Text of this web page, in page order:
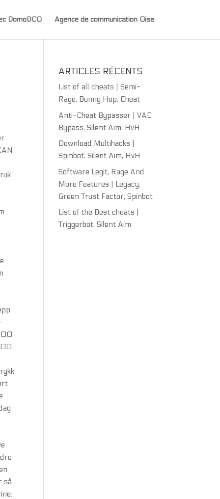
DomoDCO Agence de communication Oise
så
ARTICLES RÉCENTS
List of all cheats | Semi-
Rage, Bunny Hop, Cheat
Anti-Cheat Bypasser | VAC
Bypass, Silent Aim, HvH
Download Multihacks |
Spinbot, Silent Aim, HvH
Software Legit, Rage And
More Features | Legacy,
Green Trust Factor, Spinbot
List of the Best cheats |
Triggerbot, Silent Aim